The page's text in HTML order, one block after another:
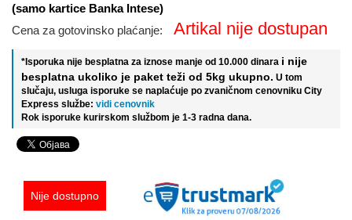
(samo kartice Banka Intese)
Cena za gotovinsko plaćanje:
Artikal nije dostupan
*Isporuka nije besplatna za iznose manje od 10.000 dinara i nije
besplatna ukoliko je paket teži od 5kg ukupno. U tom
slučaju, usluga isporuke se naplaćuje po zvaničnom cenovniku City
Express službe: vidi cenovnik
Rok isporuke kurirskom službom je 1-3 radna dana.
Nije dostupno